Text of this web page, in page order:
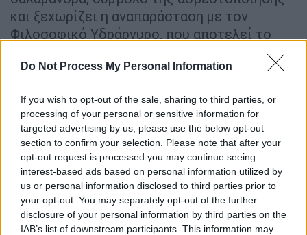
Do Not Process My Personal Information
If you wish to opt-out of the sale, sharing to third parties, or
processing of your personal or sensitive information for
targeted advertising by us, please use the below opt-out
section to confirm your selection. Please note that after your
opt-out request is processed you may continue seeing
interest-based ads based on personal information utilized by
us or personal information disclosed to third parties prior to
your opt-out. You may separately opt-out of the further
disclosure of your personal information by third parties on the
IAB’s list of downstream participants. This information may
και ξεχωρίζει η αναπαράσταση με τον
Φιλοσοφικό Υδράργυρο, που αποτελεί το
Επίσης ξεχωρίζουν: ένας ιππότης με
atanor (τον αλχημιστικό κλίβανο όπου
προετοιμάζεται το μαγείρεμα των υλικών).
Το κοράκι, το σύμβολο της σήψης που είναι
απαραίτητο για τον διαχωρισμό του καθαρού
και του ακάθαρτου, ιδιότητες που
συνεδράζονται σε μια ίδια ένωση. Ένας
άνθρωπος που κρατά ανοιχτό έναν κλίβανο
και στο δεξί του χέρι τη φιλοσοφική λίθο.